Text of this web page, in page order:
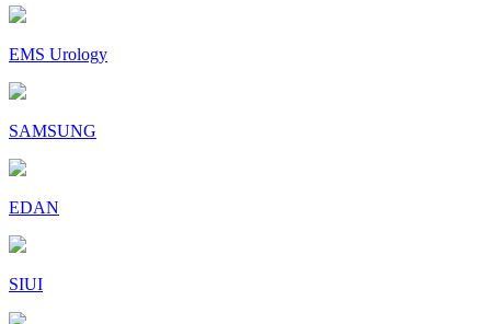
EMS Urology
SAMSUNG
EDAN
SIUI